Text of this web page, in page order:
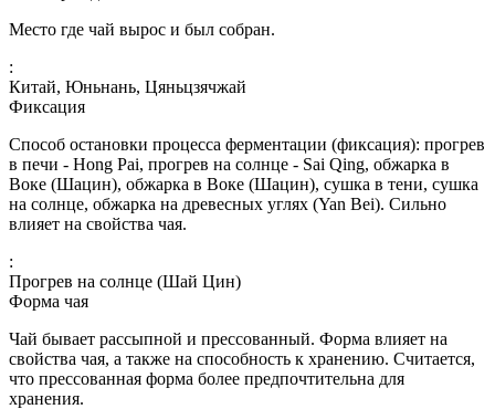
Место где чай вырос и был собран.
:
Китай, Юньнань, Цяньцзячжай
Фиксация
Способ остановки процесса ферментации (фиксация): прогрев
в печи - Hong Pai, прогрев на солнце - Sai Qing, обжарка в
Воке (Шацин), обжарка в Воке (Шацин), сушка в тени, сушка
на солнце, обжарка на древесных углях (Yan Bei). Сильно
влияет на свойства чая.
:
Прогрев на солнце (Шай Цин)
Форма чая
Чай бывает рассыпной и прессованный. Форма влияет на
свойства чая, а также на способность к хранению. Считается,
что прессованная форма более предпочтительна для
хранения.